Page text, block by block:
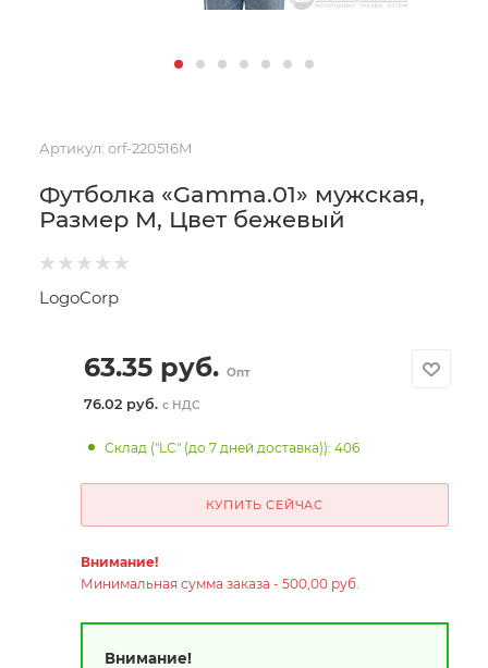
Артикул: orf-220516M
Футболка «Gamma.01» мужская,
Размер M, Цвет бежевый
LogoCorp
63.35руб. Опт
76.02 руб. с НДС
Склад ("LC" (до 7 дней доставка)): 406
КУПИТЬ СЕЙЧАС
Внимание!
Минимальная сумма заказа - 500,00 руб.
Внимание!